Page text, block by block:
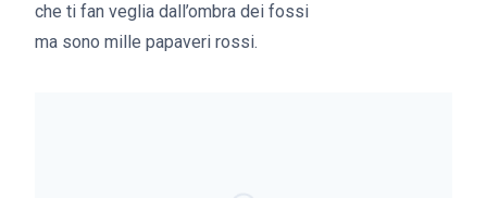
che ti fan veglia dall’ombra dei fossi
ma sono mille papaveri rossi.